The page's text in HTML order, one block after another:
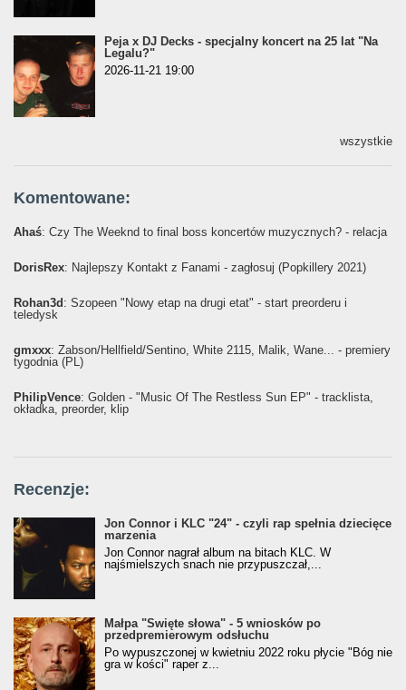
Peja x DJ Decks - specjalny koncert na 25 lat "Na
Legalu?"
2026-11-21 19:00
wszystkie
Komentowane:
Ahaś: Czy The Weeknd to final boss koncertów muzycznych? - relacja
DorisRex: Najlepszy Kontakt z Fanami - zagłosuj (Popkillery 2021)
Rohan3d : Szopeen "Nowy etap na drugi etat" - start preorderu i
teledysk
gmxxx: Żabson/Hellfield/Sentino, White 2115, Malik, Wane... - premiery
tygodnia (PL)
PhilipVence: Golden - "Music Of The Restless Sun EP" - tracklista,
okładka, preorder, klip
Recenzje:
Jon Connor i KLC "24" - czyli rap spełnia dziecięce
marzenia
Jon Connor nagrał album na bitach KLC. W
najśmielszych snach nie przypuszczał,...
Małpa "Święte słowa" - 5 wniosków po
przedpremierowym odsłuchu
Po wypuszczonej w kwietniu 2022 roku płycie "Bóg nie
gra w kości" raper z...